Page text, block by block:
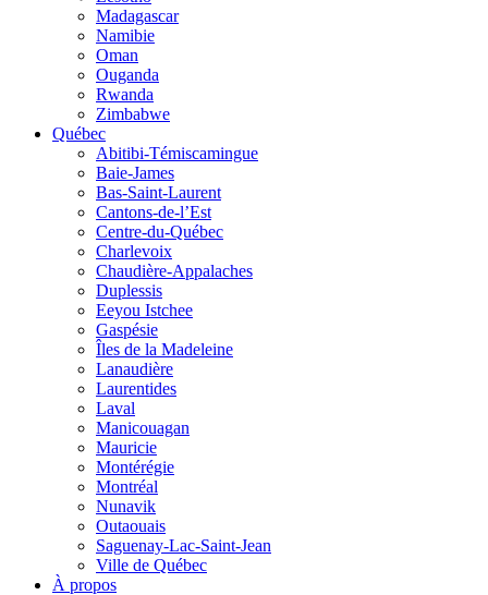
Madagascar
Namibie
Oman
Ouganda
Rwanda
Zimbabwe
Québec
Abitibi-Témiscamingue
Baie-James
Bas-Saint-Laurent
Cantons-de-l’Est
Centre-du-Québec
Charlevoix
Chaudière-Appalaches
Duplessis
Eeyou Istchee
Gaspésie
Îles de la Madeleine
Lanaudière
Laurentides
Laval
Manicouagan
Mauricie
Montérégie
Montréal
Nunavik
Outaouais
Saguenay-Lac-Saint-Jean
Ville de Québec
À propos